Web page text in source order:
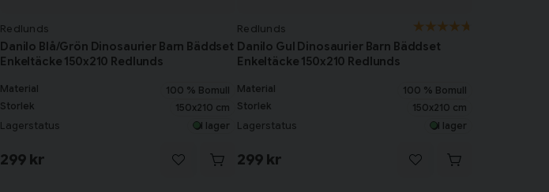
Redlunds
Danilo Blå/Grön Dinosaurier Barn Bäddset
Enkeltäcke 150x210 Redlunds
Material
100 % Bomull
Storlek
150x210 cm
Lagerstatus I lager
299 kr
Redlunds
Danilo Gul Dinosaurier Barn Bäddset
Enkeltäcke 150x210 Redlunds
Material
100 % Bomull
Storlek
150x210 cm
Lagerstatus I lager
299 kr